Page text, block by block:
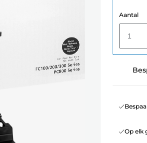
Aantal
1
Op elk